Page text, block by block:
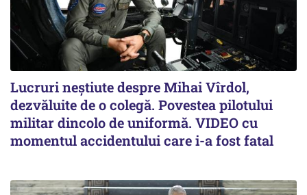
Lucruri neștiute despre Mihai Vîrdol,
dezvăluite de o colegă. Povestea pilotului
militar dincolo de uniformă. VIDEO cu
momentul accidentului care i-a fost fatal